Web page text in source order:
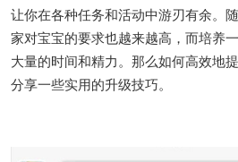
让你在各种任务和活动中游刃有余。
家对宝宝的要求也越来越高，而培养
大量的时间和精力。那么如何高效地
分享一些实用的升级技巧。